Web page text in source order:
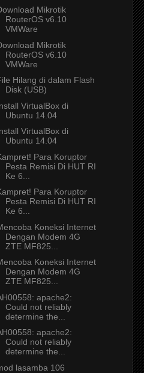
Mikrotik
RouterOS v6.10
VMWare
Mikrotik
RouterOS v6.10
VMWare
Hilang di dalam Flash
Disk (USB)
VirtualBox di
Ubuntu 14.04
VirtualBox di
Ubuntu 14.04
Para Koruptor
Pesta Remisi Di HUT RI
Ke 6...
Para Koruptor
Pesta Remisi Di HUT RI
Ke 6...
Koneksi Internet
Dengan Modem 4G
ZTE MF825...
Koneksi Internet
Dengan Modem 4G
ZTE MF825...
apache2:
Could not reliably
determine the...
apache2:
Could not reliably
determine the...
lasamba 106